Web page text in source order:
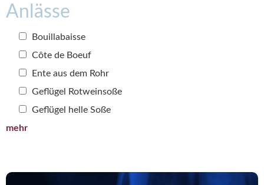
Anlässe
Bouillabaisse
Côte de Boeuf
Ente aus dem Rohr
Geflügel Rotweinsoße
Geflügel helle Soße
mehr